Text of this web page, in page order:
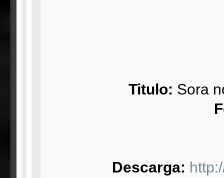
Titulo: Sora
Descarga: